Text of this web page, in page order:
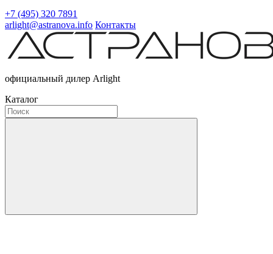
+7 (495) 320 7891
arlight@astranova.info Контакты
официальный дилер Arlight
Каталог